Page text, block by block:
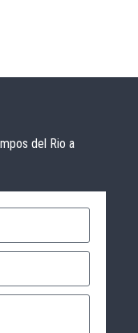
del Rio a